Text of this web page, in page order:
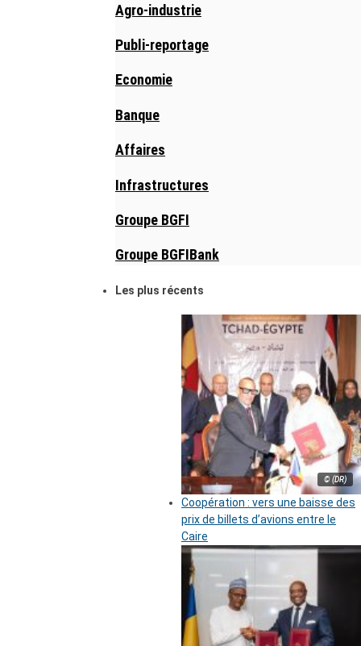
Agro-industrie
Publi-reportage
Economie
Banque
Affaires
Infrastructures
Groupe BGFI
Groupe BGFIBank
Les plus récents
© (DR)
Coopération : vers une baisse des
prix de billets d’avions entre le
Caire